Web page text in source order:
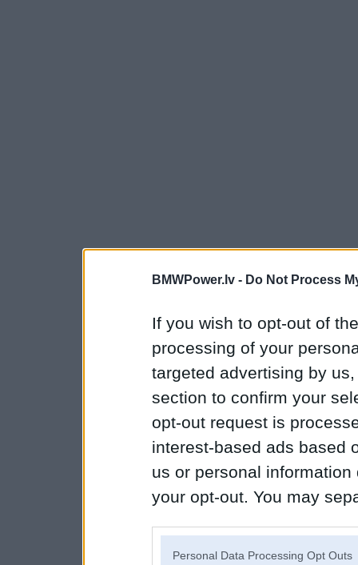
BMWPower.lv - Do Not Process
If you wish to opt-out of
processing of your
targeted advertising by
section to confirm your
opt-out request is
interest-based ads based
us or personal
your opt-out. You may
Personal Data Processing Opt Outs